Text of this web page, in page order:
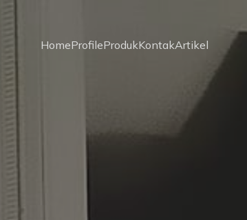
HomeProfileProdukKontakArtikel